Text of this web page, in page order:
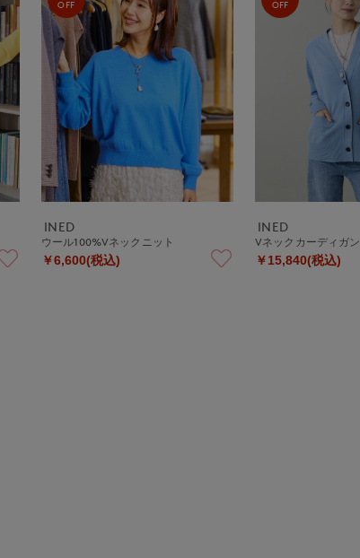
OFF
INED
ウール100%Vネックニット
￥6,600(税込)
OFF
INED
Vネックカーディガン
￥15,840(税込)